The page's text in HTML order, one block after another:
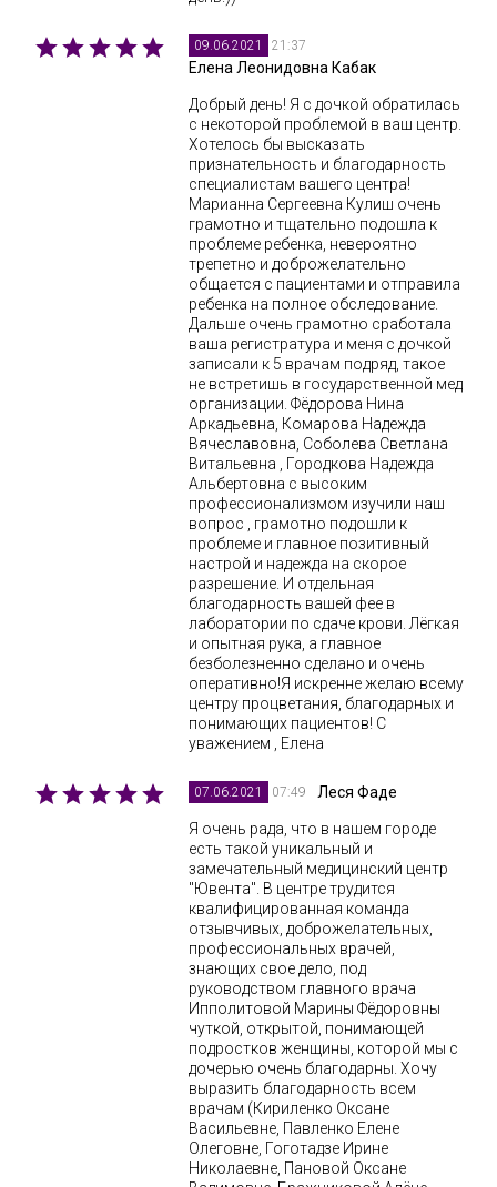
09.06.2021 21:37
Елена Леонидовна Кабак
Добрый день! Я с дочкой обратилась
с некоторой проблемой в ваш центр.
Хотелось бы высказать
признательность и благодарность
специалистам вашего центра!
Марианна Сергеевна Кулиш очень
грамотно и тщательно подошла к
проблеме ребенка, невероятно
трепетно и доброжелательно
общается с пациентами и отправила
ребенка на полное обследование.
Дальше очень грамотно сработала
ваша регистратура и меня с дочкой
записали к 5 врачам подряд, такое
не встретишь в государственной мед
организации. Фёдорова Нина
Аркадьевна, Комарова Надежда
Вячеславовна, Соболева Светлана
Витальевна , Городкова Надежда
Альбертовна с высоким
профессионализмом изучили наш
вопрос , грамотно подошли к
проблеме и главное позитивный
настрой и надежда на скорое
разрешение. И отдельная
благодарность вашей фее в
лаборатории по сдаче крови. Лёгкая
и опытная рука, а главное
безболезненно сделано и очень
оперативно!Я искренне желаю всему
центру процветания, благодарных и
понимающих пациентов! С
уважением , Елена
07.06.2021 07:49 Леся Фаде
Я очень рада, что в нашем городе
есть такой уникальный и
замечательный медицинский центр
"Ювента". В центре трудится
квалифицированная команда
отзывчивых, доброжелательных,
профессиональных врачей,
знающих свое дело, под
руководством главного врача
Ипполитовой Марины Фёдоровны
чуткой, открытой, понимающей
подростков женщины, которой мы с
дочерью очень благодарны. Хочу
выразить благодарность всем
врачам (Кириленко Оксане
Васильевне, Павленко Елене
Олеговне, Гоготадзе Ирине
Николаевне, Пановой Оксане